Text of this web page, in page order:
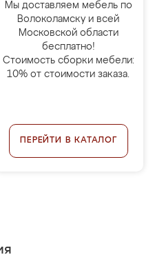
Мы доставляем мебель по
Волоколамску и всей
Московской области
бесплатно!
Стоимость сборки мебели:
10% от стоимости заказа.
ПЕРЕЙТИ В КАТАЛОГ